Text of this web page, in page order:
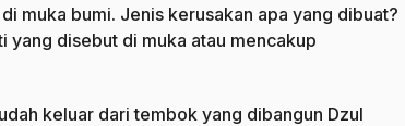
muka bumi. Jenis kerusakan apa yang dibuat?
yang disebut di muka atau mencakup
keluar dari tembok yang dibangun Dzul